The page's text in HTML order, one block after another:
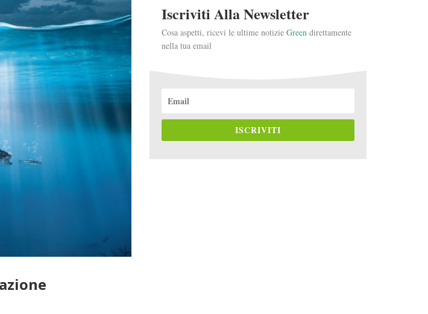
L’ESTATE (E LA GUIDA PRATICA PER EVITARLI)
& PLAY" CHE STA CONQUISTANDO L'ITALIA
Iscriviti Alla Newsletter
Cosa aspetti, ricevi le ultime notizie Green direttamente
nella tua email
ISCRIVITI